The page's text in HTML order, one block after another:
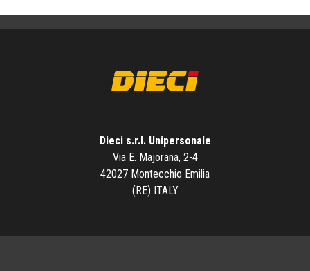
Dieci s.r.l. Unipersonale
Via E. Majorana, 2-4
42027 Montecchio Emilia
(RE) ITALY